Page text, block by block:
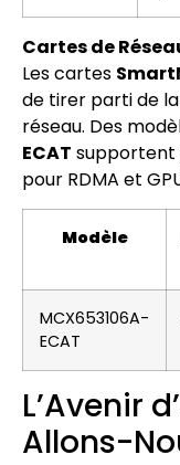
Cartes de
Les cartes
de tirer parti de
réseau. Des
ECAT supportent
pour RDMA et
Modèle
MCX653106A-
ECAT
L’Avenir
Allons-